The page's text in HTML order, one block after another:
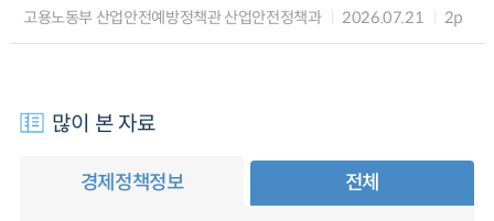
고용노동부 산업안전예방정책관 산업안전정책과 2026.07.21 2p
많이 본 자료
경제정책정보 전체